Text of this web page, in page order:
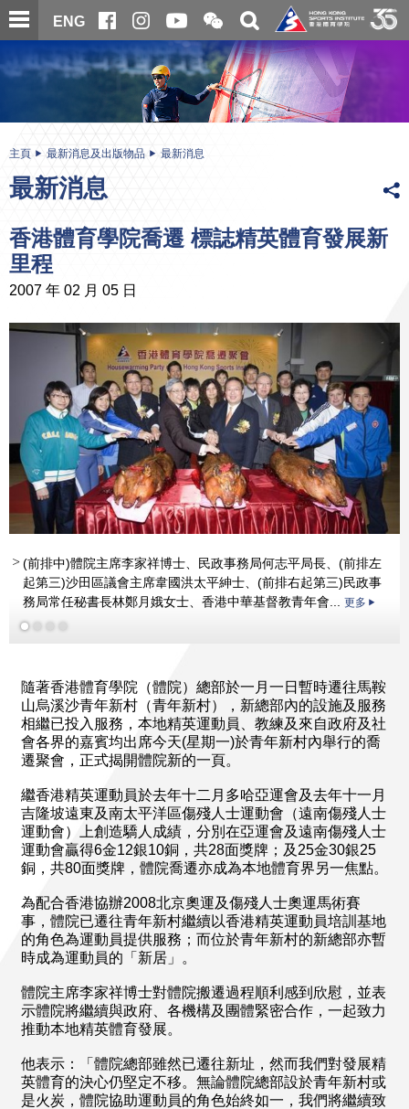
跳
至
內
ENG
開
合
微
信
二
維
碼
關
搜
尋
内
主頁 最新消息及出版物品 最新消息
最新消息
香港體育學院喬遷 標誌精英體育發展新
里程
2007 年 02 月 05 日
(前排中)體院主席李家祥博士、民政事務局何志平局長、(前排左
起第三)沙田區議會主席韋國洪太平紳士、(前排右起第三)民政事
務局常任秘書長林鄭月娥女士、香港中華基督教青年會... 更多
隨著香港體育學院（體院）總部於一月一日暫時遷往馬鞍
山烏溪沙青年新村（青年新村），新總部內的設施及服務
相繼已投入服務，本地精英運動員、教練及來自政府及社
會各界的嘉賓均出席今天(星期一)於青年新村內舉行的喬
遷聚會，正式揭開體院新的一頁。
繼香港精英運動員於去年十二月多哈亞運會及去年十一月
吉隆坡遠東及南太平洋區傷殘人士運動會（遠南傷殘人士
運動會）上創造驕人成績，分別在亞運會及遠南傷殘人士
運動會贏得6金12銀10銅，共28面獎牌；及25金30銀25
銅，共80面獎牌，體院喬遷亦成為本地體育界另一焦點。
為配合香港協辦2008北京奧運及傷殘人士奧運馬術賽
事，體院已遷往青年新村繼續以香港精英運動員培訓基地
的角色為運動員提供服務；而位於青年新村的新總部亦暫
時成為運動員的「新居」。
體院主席李家祥博士對體院搬遷過程順利感到欣慰，並表
示體院將繼續與政府、各機構及團體緊密合作，一起致力
推動本地精英體育發展。
他表示：「體院總部雖然已遷往新址，然而我們對發展精
英體育的決心仍堅定不移。無論體院總部設於青年新村或
是火炭，體院協助運動員的角色始終如一，我們將繼續致